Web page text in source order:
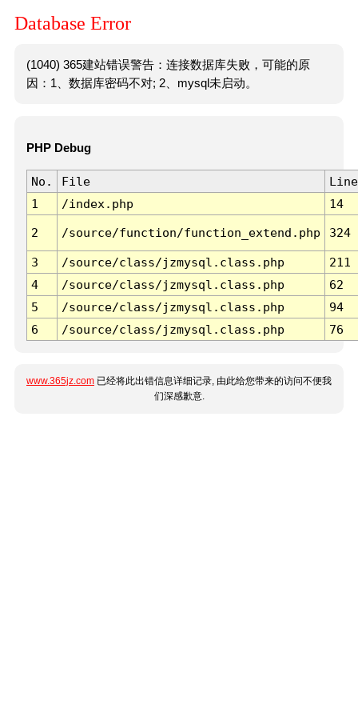
Database Error
(1040) 365建站错误警告：连接数据库失败，可能的原
因：1、数据库密码不对; 2、mysql未启动。
PHP Debug
No. File
Line
1
/index.php 14
2 /source/function/function_extend.php 324
3 /source/class/jzmysql.class.php
211
4
/source/class/jzmysql.class.php
62
5
/source/class/jzmysql.class.php
94
6
/source/class/jzmysql.class.php 76
www.365jz.com 已经将此出错信息详细记录, 由此给您带来的访问不便我
们深感歉意.